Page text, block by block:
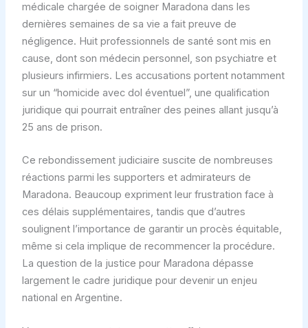
médicale chargée de soigner Maradona dans les
dernières semaines de sa vie a fait preuve de
négligence. Huit professionnels de santé sont mis en
cause, dont son médecin personnel, son psychiatre et
plusieurs infirmiers. Les accusations portent notamment
sur un “homicide avec dol éventuel”, une qualification
juridique qui pourrait entraîner des peines allant jusqu’à
25 ans de prison.
Ce rebondissement judiciaire suscite de nombreuses
réactions parmi les supporters et admirateurs de
Maradona. Beaucoup expriment leur frustration face à
ces délais supplémentaires, tandis que d’autres
soulignent l’importance de garantir un procès équitable,
même si cela implique de recommencer la procédure.
La question de la justice pour Maradona dépasse
largement le cadre juridique pour devenir un enjeu
national en Argentine.